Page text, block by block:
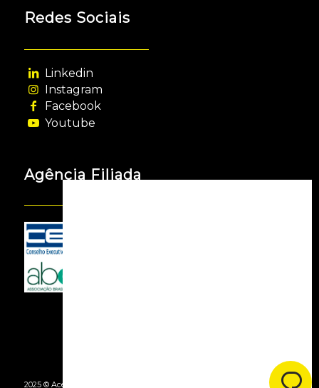
Redes Sociais
Linkedin
Instagram
Facebook
Youtube
Agência Filiada
2025 © Acessooh. Todos os Direitos Reservados - By Agência Webgui